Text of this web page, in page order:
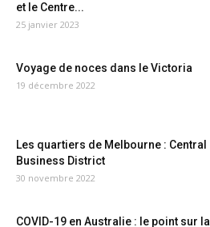
et le Centre...
25 janvier 2023
Voyage de noces dans le Victoria
19 décembre 2022
Les quartiers de Melbourne : Central
Business District
30 novembre 2022
COVID-19 en Australie : le point sur la